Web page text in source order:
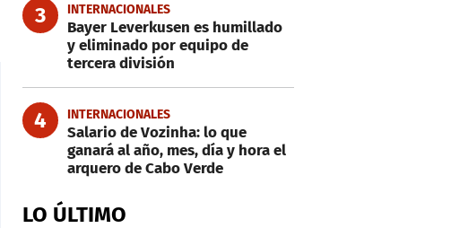
3 INTERNACIONALES
Bayer Leverkusen es humillado
y eliminado por equipo de
tercera división
4 INTERNACIONALES
Salario de Vozinha: lo que
ganará al año, mes, día y hora el
arquero de Cabo Verde
LO ÚLTIMO